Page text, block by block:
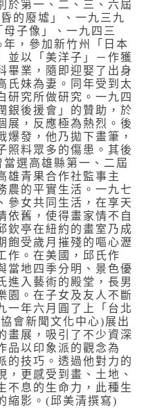
於第一、二、三、六屆
的廢墟」、一九三九
母子像」、一九四三
年，參加新竹州「日本
並以「美洋子」－作獲
畢業，隨即迎娶了出身
氏妹為妻。同年受到太
研究所做研究。一九四
銀後援會」的贊助，於
展，反應極為熱烈。後
爆發，他乃拋下畫筆，
照料眾多的傷患。其後
選高雄縣第一、二屆
雄青果合作社監事主
農的平實生活。一九七
參女共同生活，在享天
依舊，使得畫家情不自
欽亭在紐約的畫室乃成
飽受歲月摧殘的嘔心瀝
作。在美國，邱氏作
當地四季分明、景色優
進入藝術的殿堂，長男
園。在子女及友人不斷
一年六月圓了上「台北
會新聞文化中心)展出
畫展，吸引了不少資深
品以印象派的觀念為
的技巧。透過他對力的
，更感受到畫、土地、
不息的生命力，此種生
縮影。(邱美清撰寫)